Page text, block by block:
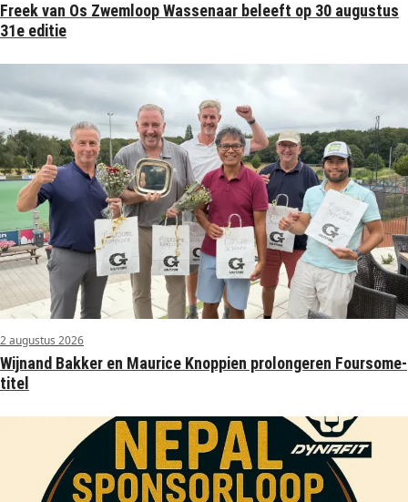
Freek van Os Zwemloop Wassenaar beleeft op 30 augustus
31e editie
2 augustus 2026
Wijnand Bakker en Maurice Knoppien prolongeren Foursome-
titel